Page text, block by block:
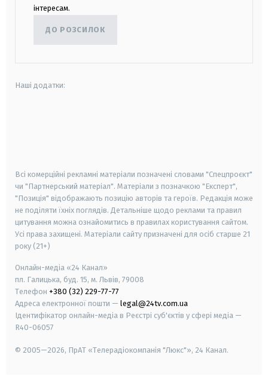
інтересам.
ДО РОЗСИЛОК
Наші додатки:
Всі комерційні рекламні матеріали позначені словами "Спецпроєкт"
чи "Партнерський матеріал". Матеріали з позначкою "Експерт",
"Позиція" відображають позицію авторів та героїв. Редакція може
не поділяти їхніх поглядів. Детальніше щодо реклами та правил
цитування можна ознайомитись в правилах користування сайтом.
Усі права захищені. Матеріали сайту призначені для осіб старше 21
року (21+)
Онлайн-медіа «24 Канал»
пл. Галицька, буд. 15, м. Львів, 79008
Телефон +380 (32) 229-77-77
Адреса електронної пошти — legal@24tv.com.ua
Ідентифікатор онлайн-медіа в Реєстрі суб'єктів у сфері медіа —
R40-06057
© 2005—2026, ПрАТ «Телерадіокомпанія "Люкс"», 24 Канал.